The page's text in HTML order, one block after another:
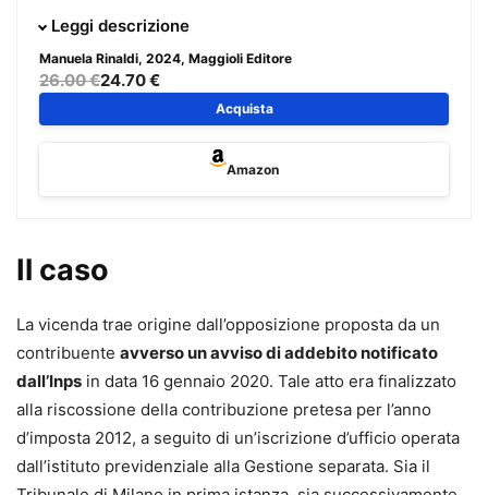
Nel presente volume vengono affrontate, con
del lavoro, sostanziale e procedurale, sorte con le prime
applicazioni pratiche delle novità introdotte dalla Riforma
Cartabia (d.lgs. n. 149/2022).
pone, però, come condizione di procedibilità della
alle parti, nonché la definitiva (attesa?)abrogazione del
c.d. rito Forneroin materia di impugnativa giudiziaria dei
prov- vedimenti di licenziamento.
Il testo ripercorre tutte le novità più recenti, tra cui la
sentenza dellaCorte costituzionale 7/2024, che si è
Leggi descrizione
Manuela Rinaldi, 2024, Maggioli Editore
26.00 €24.70 €
Acquista
Amazon
Il caso
La vicenda trae origine dall’opposizione proposta da un
contribuente avverso un avviso di addebito notificato
dall’Inps in data 16 gennaio 2020. Tale atto era finalizzato
alla riscossione della contribuzione pretesa per l’anno
d’imposta 2012, a seguito di un’iscrizione d’ufficio operata
dall’istituto previdenziale alla Gestione separata. Sia il